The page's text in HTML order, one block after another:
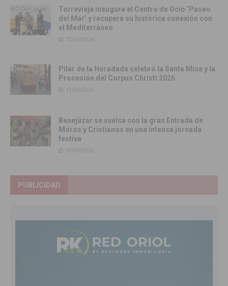
Torrevieja inaugura el Centro de Ocio ‘Paseo
del Mar’ y recupera su histórica conexión con
el Mediterráneo
12/06/2026
Pilar de la Horadada celebró la Santa Misa y la
Procesión del Corpus Christi 2026
11/06/2026
Benejúzar se vuelca con la gran Entrada de
Moros y Cristianos en una intensa jornada
festiva
09/06/2026
PUBLICIDAD